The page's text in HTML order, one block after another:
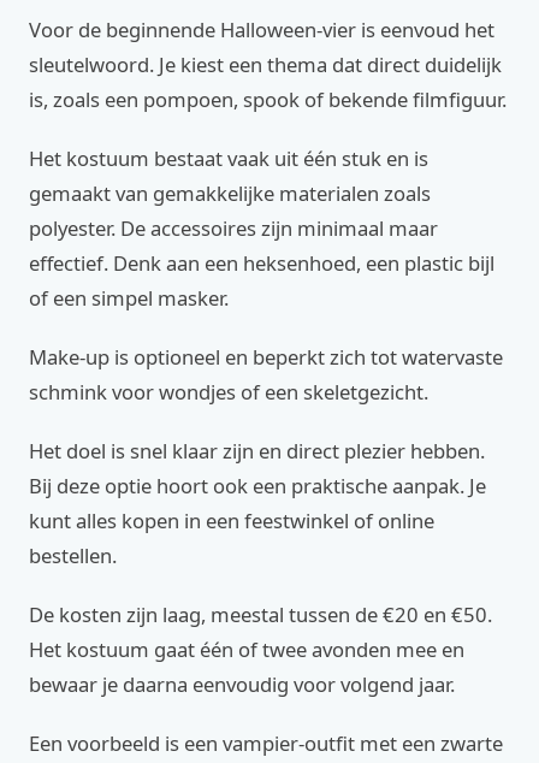
Voor de beginnende Halloween-vier is eenvoud het
sleutelwoord. Je kiest een thema dat direct duidelijk
is, zoals een pompoen, spook of bekende filmfiguur.
Het kostuum bestaat vaak uit één stuk en is
gemaakt van gemakkelijke materialen zoals
polyester. De accessoires zijn minimaal maar
effectief. Denk aan een heksenhoed, een plastic bijl
of een simpel masker.
Make-up is optioneel en beperkt zich tot watervaste
schmink voor wondjes of een skeletgezicht.
Het doel is snel klaar zijn en direct plezier hebben.
Bij deze optie hoort ook een praktische aanpak. Je
kunt alles kopen in een feestwinkel of online
bestellen.
De kosten zijn laag, meestal tussen de €20 en €50.
Het kostuum gaat één of twee avonden mee en
bewaar je daarna eenvoudig voor volgend jaar.
Een voorbeeld is een vampier-outfit met een zwarte